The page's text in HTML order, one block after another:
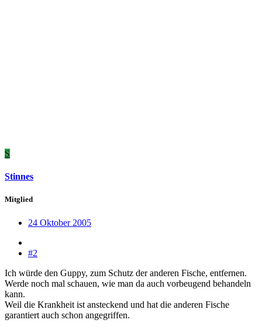
S
Stinnes
Mitglied
24 Oktober 2005
#2
Ich würde den Guppy, zum Schutz der anderen Fische, entfernen.
Werde noch mal schauen, wie man da auch vorbeugend behandeln
kann.
Weil die Krankheit ist ansteckend und hat die anderen Fische
garantiert auch schon angegriffen.